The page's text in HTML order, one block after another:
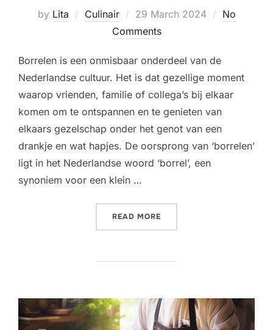
by Lita Culinair
Posted
on
29 March 2024
No
Comments
Borrelen is een onmisbaar onderdeel van de
Nederlandse cultuur. Het is dat gezellige moment
waarop vrienden, familie of collega’s bij elkaar
komen om te ontspannen en te genieten van
elkaars gezelschap onder het genot van een
drankje en wat hapjes. De oorsprong van ‘borrelen’
ligt in het Nederlandse woord ‘borrel’, een
synoniem voor een klein …
READ MORE